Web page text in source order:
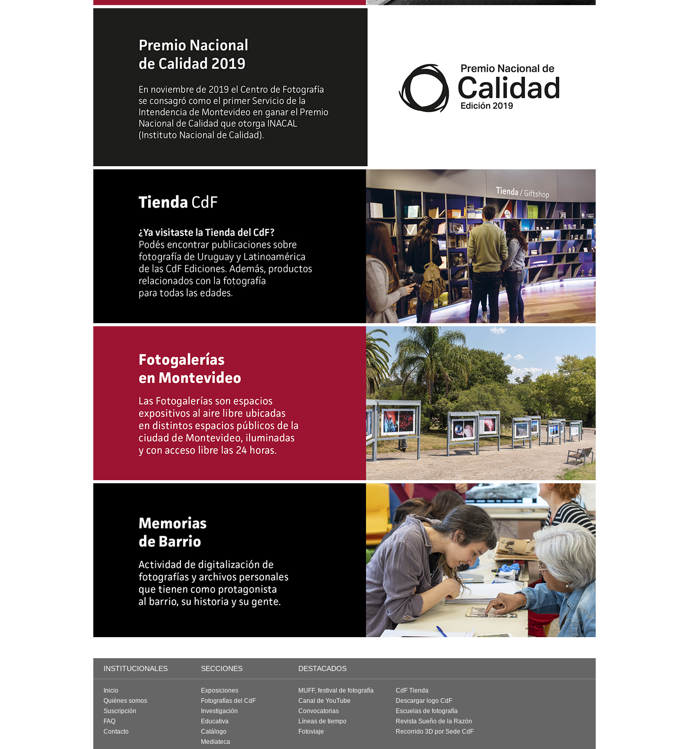
INSTITUCIONALES SECCIONES DESTACADOS
Inicio
Quiénes somos
Suscripción
FAQ
Contacto
Exposiciones
Fotografías del CdF
Investigación
Educativa
Catálogo
Mediateca
MUFF, festival de fotografía
Canal de YouTube
Convocatorias
Líneas de tiempo
Fotoviaje
CdF Tienda
Descargar logo CdF
Escuelas de fotografía
Revista Sueño de la Razón
Recorrido 3D por Sede CdF